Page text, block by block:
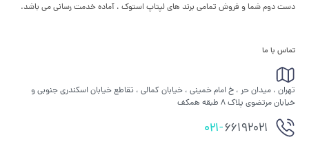
دست دوم شما و فروش تمامی برند های لپتاپ استوک ، آماده خدمت رسانی می باشد.
تماس با ما
تهران ، میدان حر ، خ امام خمینی ، خیابان کمالی ، تقاطع خیابان اسکندری جنوبی و
خیابان مرتضوی پلاک 8 طبقه همکف
021-66192021